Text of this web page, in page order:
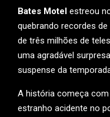
Bates Motel estreou
quebrando recordes de
de três milhões de
uma agradável
suspense da
A história começa
estranho acidente no